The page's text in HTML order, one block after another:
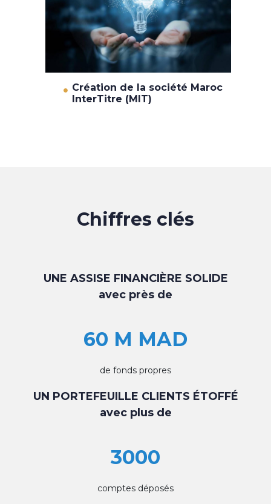
Création de la société Maroc
InterTitre (MIT)
Chiffres clés
UNE ASSISE FINANCIÈRE SOLIDE
avec près de
60 M MAD
de fonds propres
UN PORTEFEUILLE CLIENTS ÉTOFFÉ
avec plus de
3000
comptes déposés